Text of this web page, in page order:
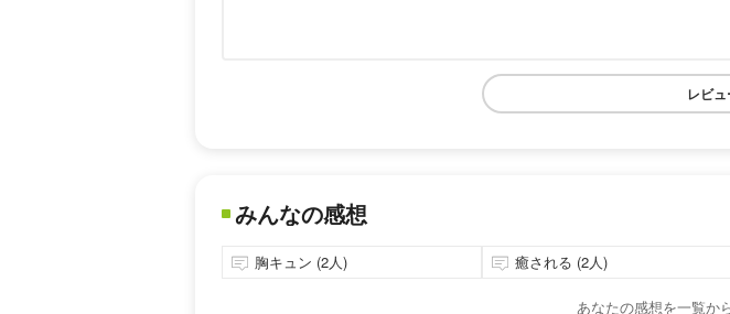
レビ
みんなの感想
胸キュン (2人) 癒される (2人)
あなたの感想を一覧か